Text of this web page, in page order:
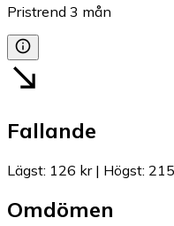
Pristrend 3 mån
Fallande
Lägst: 126 kr| Högst:
Omdömen